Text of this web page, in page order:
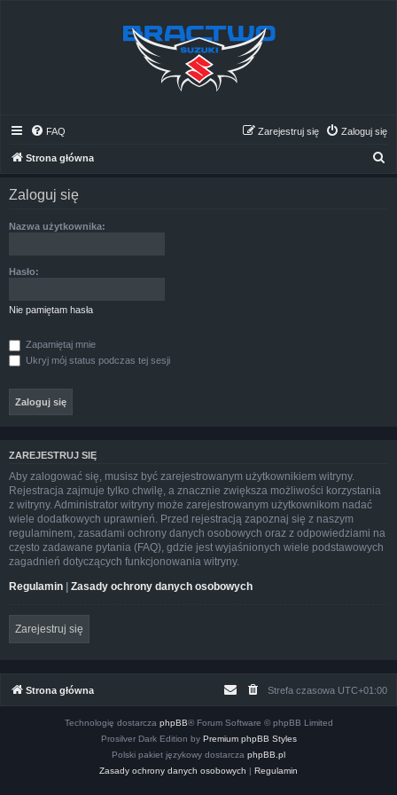
FAQ Zaloguj się
Zarejestruj się
Strona główna
Zaloguj się
Nazwa użytkownika:
Hasło:
Nie pamiętam hasła
Zapamiętaj mnie
Ukryj mój status podczas tej sesji
ZAREJESTRUJ SIĘ
Aby zalogować się, musisz być zarejestrowanym użytkownikiem witryny.
Rejestracja zajmuje tylko chwilę, a znacznie zwiększa możliwości korzystania
z witryny. Administrator witryny może zarejestrowanym użytkownikom nadać
wiele dodatkowych uprawnień. Przed rejestracją zapoznaj się z naszym
regulaminem, zasadami ochrony danych osobowych oraz z odpowiedziami na
często zadawane pytania (FAQ), gdzie jest wyjaśnionych wiele podstawowych
zagadnień dotyczących funkcjonowania witryny.
Regulamin | Zasady ochrony danych osobowych
Zarejestruj się
Strona główna Strefa czasowa UTC+01:00
Technologię dostarcza phpBB® Forum Software © phpBB Limited
Prosilver Dark Edition by Premium phpBB Styles
Polski pakiet językowy dostarcza phpBB.pl
Zasady ochrony danych osobowych | Regulamin